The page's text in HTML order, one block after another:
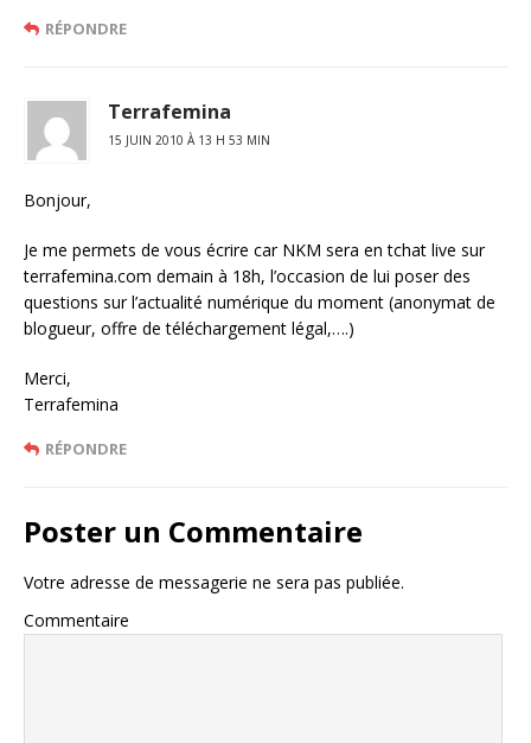
RÉPONDRE
Terrafemina
15 JUIN 2010 À 13 H 53 MIN
Bonjour,
Je me permets de vous écrire car NKM sera en tchat live sur
terrafemina.com demain à 18h, l’occasion de lui poser des
questions sur l’actualité numérique du moment (anonymat de
blogueur, offre de téléchargement légal,….)
Merci,
Terrafemina
RÉPONDRE
Poster un Commentaire
Votre adresse de messagerie ne sera pas publiée.
Commentaire